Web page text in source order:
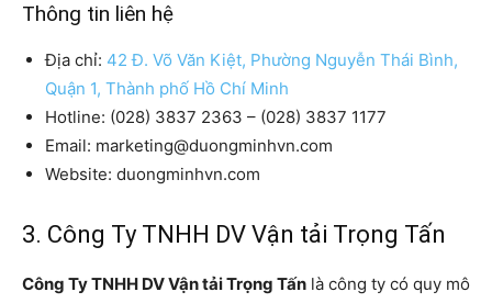
Thông tin liên hệ
Địa chỉ: 42 Đ. Võ Văn Kiệt, Phường Nguyễn Thái Bình,
Quận 1, Thành phố Hồ Chí Minh
Hotline: (028) 3837 2363 – (028) 3837 1177
Email: marketing@duongminhvn.com
Website: duongminhvn.com
3. Công Ty TNHH DV Vận tải Trọng Tấn
Công Ty TNHH DV Vận tải Trọng Tấn là công ty có quy mô